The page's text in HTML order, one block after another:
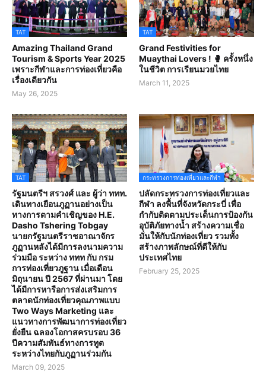
TAT
Amazing Thailand Grand
Tourism & Sports Year 2025
เพราะกีฬาและการท่องเที่ยวคือ
เรื่องเดียวกัน
May 26, 2025
TAT
Grand Festivities for
Muaythai Lovers ! 🥊 ครั้งหนึ่ง
ในชีวิต การเรียนมวยไทย
March 11, 2025
TAT
รัฐมนตรีฯ สรวงศ์ และ ผู้ว่า ททท.
เดินทางเยือนภูฏานอย่างเป็น
ทางการตามคำเชิญของ H.E.
Dasho Tshering Tobgay
นายกรัฐมนตรีราชอาณาจักร
ภูฏานหลังได้มีการลงนามความ
ร่วมมือ ระหว่าง ททท กับ กรม
การท่องเที่ยวภูฐาน เมื่อเดือน
มิถุนายน ปี 2567 ที่ผ่านมา โดย
ได้มีการหารือการส่งเสริมการ
ตลาดนักท่องเที่ยวคุณภาพแบบ
Two Ways Marketing และ
แนวทางการพัฒนาการท่องเที่ยว
ยั่งยืน ฉลองโอกาสครบรอบ 36
ปีความสัมพันธ์ทางการทูต
ระหว่างไทยกับภูฏานร่วมกัน
March 09, 2025
กระทรวงการท่องเที่ยวและกีฬา
ปลัดกระทรวงการท่องเที่ยวและ
กีฬา ลงพื้นที่จังหวัดกระบี่ เพื่อ
กำกับติดตามประเด็นการป้องกัน
อุบัติภัยทางน้ำ สร้างความเชื่อ
มั่นให้กับนักท่องเที่ยว รวมทั้ง
สร้างภาพลักษณ์ที่ดีให้กับ
ประเทศไทย
February 25, 2025